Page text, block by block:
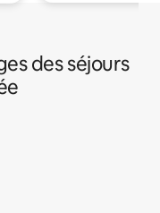
des séjours